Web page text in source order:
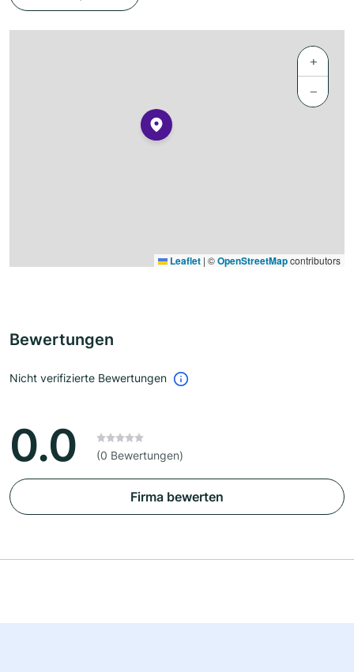
+
−
Leaflet | ©OpenStreetMapcontributors
Bewertungen
Nicht verifizierte Bewertungen
0.0 (0 Bewertungen)
Firma bewerten